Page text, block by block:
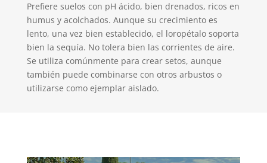
Prefiere suelos con pH ácido, bien drenados, ricos en
humus y acolchados. Aunque su crecimiento es
lento, una vez bien establecido, el loropétalosoporta
bien la sequía. No tolera bien las corrientes de aire.
Se utiliza comúnmente para crear setos, aunque
también puede combinarse con otros arbustos o
utilizarse como ejemplar aislado.